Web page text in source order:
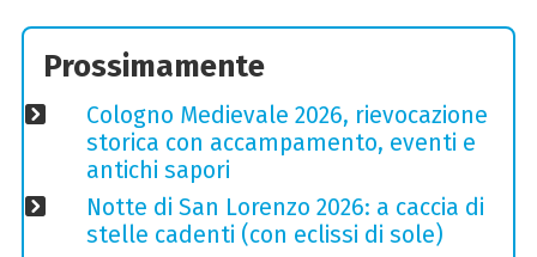
Prossimamente
Cologno Medievale 2026, rievocazione
storica con accampamento, eventi e
antichi sapori
Notte di San Lorenzo 2026: a caccia di
stelle cadenti (con eclissi di sole)